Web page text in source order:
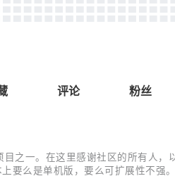
评论 粉丝
一。在这里感谢社区的所有人，
么是单机版，要么可扩展性不强